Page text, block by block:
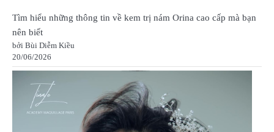
Tìm hiểu những thông tin về kem trị nám Orina cao cấp mà bạn
nên biết
bởi Bùi Diễm Kiều
20/06/2026